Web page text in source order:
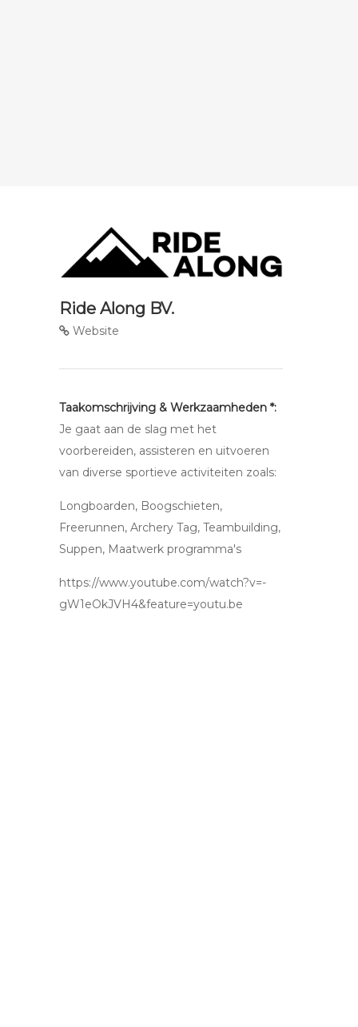
Ride Along BV.
Website
Taakomschrijving & Werkzaamheden *:
Je gaat aan de slag met het
voorbereiden, assisteren en uitvoeren
van diverse sportieve activiteiten zoals:
Longboarden, Boogschieten,
Freerunnen, Archery Tag, Teambuilding,
Suppen, Maatwerk programma's
https://www.youtube.com/watch?v=-
gW1eOkJVH4&feature=youtu.be